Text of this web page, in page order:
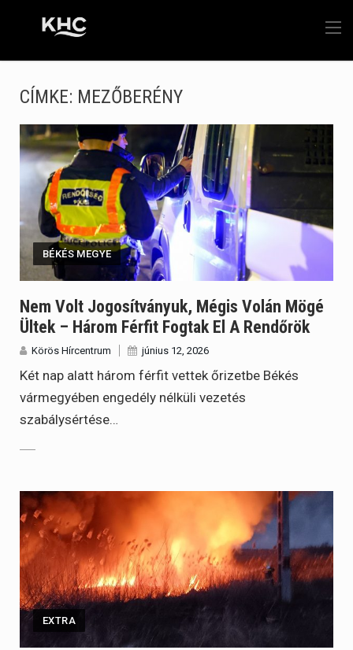
CÍMKE: MEZŐBERÉNY
BÉKÉS MEGYE
Nem Volt Jogosítványuk, Mégis Volán Mögé
Ültek – Három Férfit Fogtak El A Rendőrök
Körös Hírcentrum június 12, 2026
Két nap alatt három férfit vettek őrizetbe Békés
vármegyében engedély nélküli vezetés
szabálysértése…
EXTRA